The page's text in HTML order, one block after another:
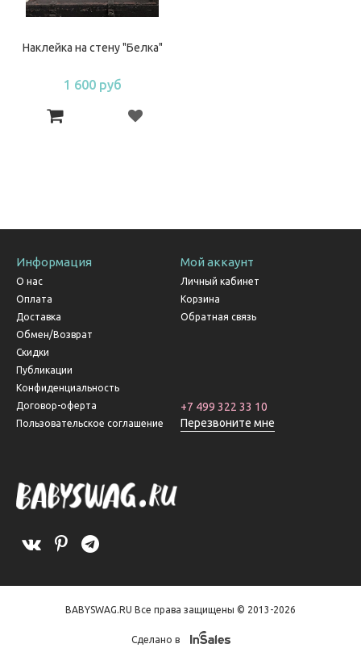
Наклейка на стену "Белка"
1 600 руб
Информация
О нас
Оплата
Доставка
Обмен/Возврат
Скидки
Публикации
Конфиденциальность
Договор-оферта
Пользовательское соглашение
Мой аккаунт
Личный кабинет
Корзина
Обратная связь
+7 499 322 33 10
Перезвоните мне
BABYSWAG.RU Все права защищены © 2013-2026
Сделано в